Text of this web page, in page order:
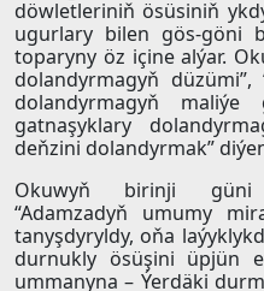
döwletleriniň ösüsiniň
ugurlary bilen gös-göni
toparyny öz içine alýar.
dolandyrmagyň
dolandyrmagyň maliýe
gatnaşyklary
deňzini dolandyrmak”
Okuwyň birinji güni
“Adamzadyň umumy
tanyşdyryldy, oňa
durnukly ösüşini üpjün
ummanyna – Ýerdäki